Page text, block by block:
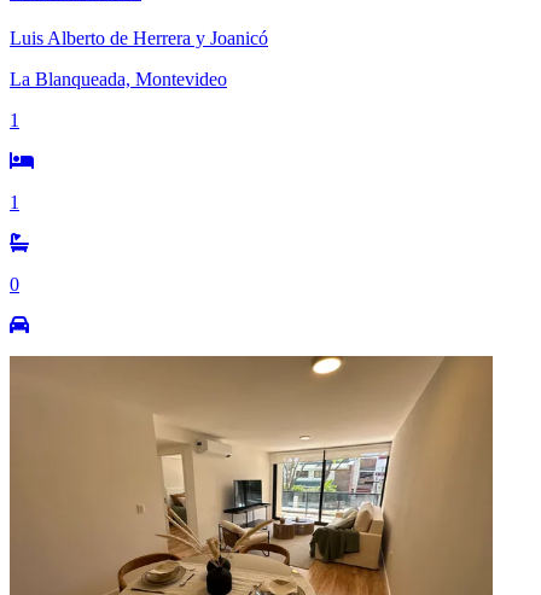
Luis Alberto de Herrera y Joanicó
La Blanqueada, Montevideo
1
1
0